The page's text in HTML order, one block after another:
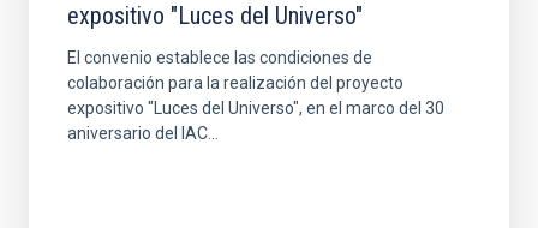
expositivo "Luces del Universo"
El convenio establece las condiciones de
colaboración para la realización del proyecto
expositivo "Luces del Universo", en el marco del 30
aniversario del IAC...